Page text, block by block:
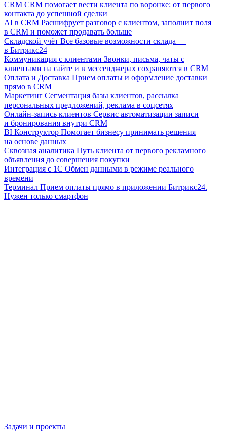
CRM CRM помогает вести клиента по воронке: от первого
контакта до успешной сделки
AI в CRM Расшифрует разговор с клиентом, заполнит поля
в CRM и поможет продавать больше
Складской учёт Все базовые возможности склада —
в Битрикс24
Коммуникация с клиентами Звонки, письма, чаты с
клиентами на сайте и в мессенджерах сохраняются в CRM
Оплата и Доставка Прием оплаты и оформление доставки
прямо в CRM
Маркетинг Сегментация базы клиентов, рассылка
персональных предложений, реклама в соцсетях
Онлайн-запись клиентов Сервис автоматизации записи
и бронирования внутри CRM
BI Конструктор Помогает бизнесу принимать решения
на основе данных
Сквозная аналитика Путь клиента от первого рекламного
объявления до совершения покупки
Интеграция с 1С Обмен данными в режиме реального
времени
Терминал Прием оплаты прямо в приложении Битрикс24.
Нужен только смартфон
Задачи и проекты